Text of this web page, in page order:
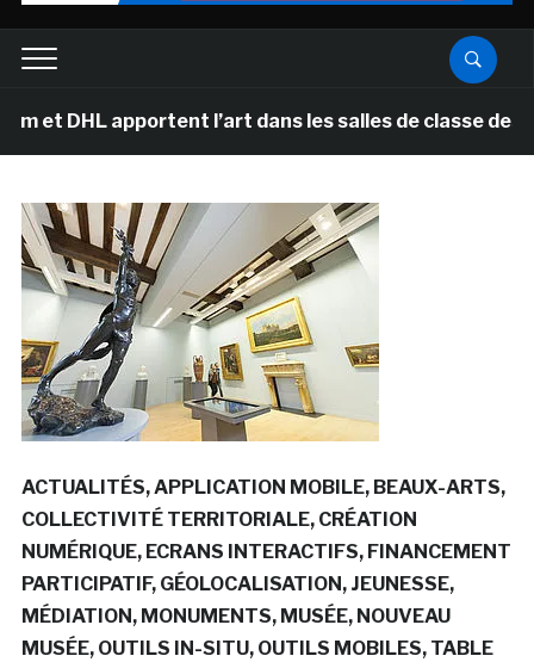
apportent l’art dans les salles de classe des écoles
ACTUALITÉS APPLICATION MOBILE BEAUX-ARTS
COLLECTIVITÉ TERRITORIALE CRÉATION
NUMÉRIQUE ECRANS INTERACTIFS FINANCEMENT
PARTICIPATIF GÉOLOCALISATION JEUNESSE
MÉDIATION
MONUMENTS MUSÉE NOUVEAU
MUSÉE OUTILS IN-SITU OUTILS MOBILES TABLE